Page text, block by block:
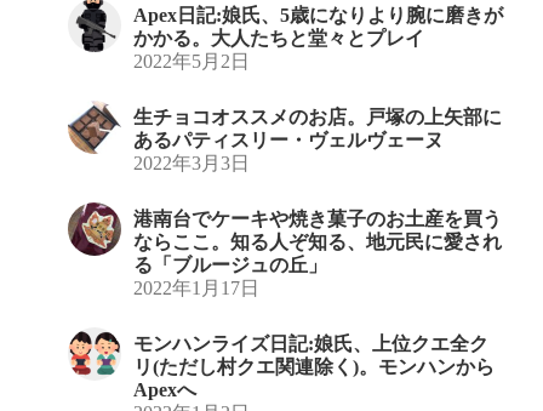
Apex日記:娘氏、5歳になりより腕に磨きが
かかる。大人たちと堂々とプレイ
2022年5月2日
生チョコオススメのお店。戸塚の上矢部に
あるパティスリー・ヴェルヴェーヌ
2022年3月3日
港南台でケーキや焼き菓子のお土産を買う
ならここ。知る人ぞ知る、地元民に愛され
る「ブルージュの丘」
2022年1月17日
モンハンライズ日記:娘氏、上位クエ全ク
リ(ただし村クエ関連除く)。モンハンから
Apexへ